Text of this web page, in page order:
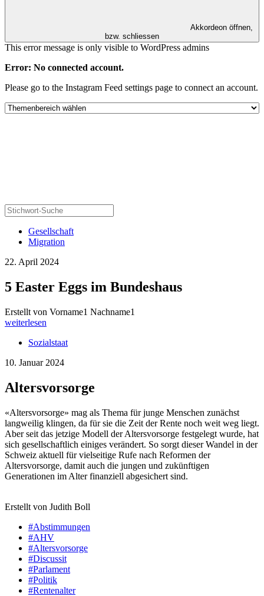
Akkordeon öffnen,
bzw. schliessen
This error message is only visible to WordPress admins
Error: No connected account.
Please go to the Instagram Feed settings page to connect an account.
Gesellschaft
Migration
22. April 2024
5 Easter Eggs im Bundeshaus
Erstellt von Vorname1 Nachname1
weiterlesen
Sozialstaat
10. Januar 2024
Altersvorsorge
«Altersvorsorge» mag als Thema für junge Menschen zunächst
langweilig klingen, da für sie die Zeit der Rente noch weit weg liegt.
Aber seit das jetzige Modell der Altersvorsorge festgelegt wurde, hat
sich gesellschaftlich einiges verändert. So sorgt dieser Wandel in der
Schweiz aktuell für vielseitige Rufe nach Reformen der
Altersvorsorge, damit auch die jungen und zukünftigen
Generationen im Alter finanziell abgesichert sind.
Erstellt von Judith Boll
#Abstimmungen
#AHV
#Altersvorsorge
#Discussit
#Parlament
#Politik
#Rentenalter